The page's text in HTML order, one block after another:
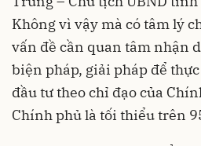
Không vì vậy mà có tâm lý
vấn đề cần quan tâm nhận
biện pháp, giải pháp để
đầu tư theo chỉ đạo của
Chính phủ là tối thiểu trên